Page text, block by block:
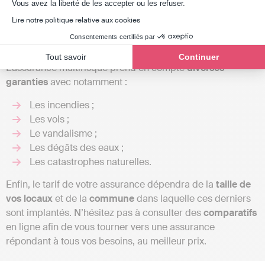
Vous avez la liberté de les accepter ou les refuser.
Lire notre politique relative aux cookies
Consentements certifiés par
Tout savoir Continuer
dans le cadre de votre activité professionnelle.
L’assurance multirisque prend en comptediverses
garantiesavec notamment :
Les incendies ;
Les vols ;
Le vandalisme ;
Les dégâts des eaux ;
Les catastrophes naturelles.
Enfin, le tarif de votre assurance dépendra de la taille de
vos locauxet de la communedans laquelle ces derniers
sont implantés. N’hésitez pas à consulter descomparatifs
en ligne afin de vous tourner vers une assurance
répondant à tous vos besoins, au meilleur prix.